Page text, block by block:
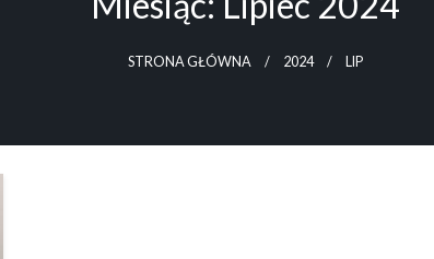
STRONA GŁÓWNA 2024 LIP